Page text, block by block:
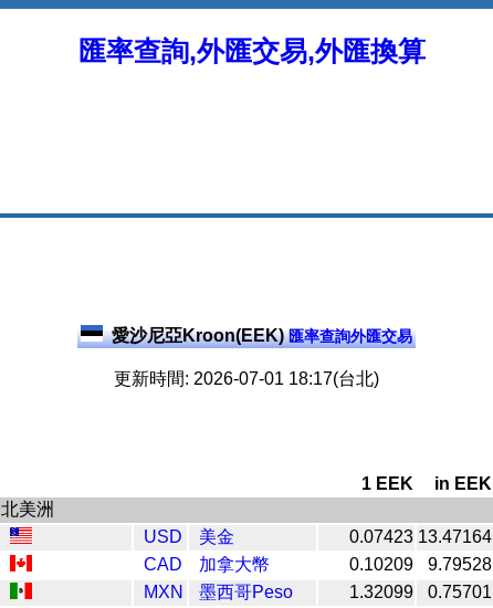
匯率查詢,外匯交易,外匯換算
愛沙尼亞Kroon(EEK)匯率查詢外匯交易
更新時間: 2026-07-01 18:17(台北)
1 EEK
in EEK
北美洲
USD
美金 0.07423 13.47164
CAD
加拿大幣 0.10209
9.79528
MXN
墨西哥Peso 1.32099
0.75701